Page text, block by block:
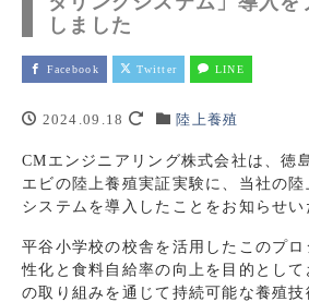
しました
Facebook Twitter LINE
2024.09.18 陸上養殖
CMエンジニアリング株式会社は、徳
エビの陸上養殖実証実験に、当社の
システムを導入したことをお知らせい
平谷小学校の校舎を活用したこのプ
性化と食料自給率の向上を目的とし
の取り組みを通じて持続可能な養殖